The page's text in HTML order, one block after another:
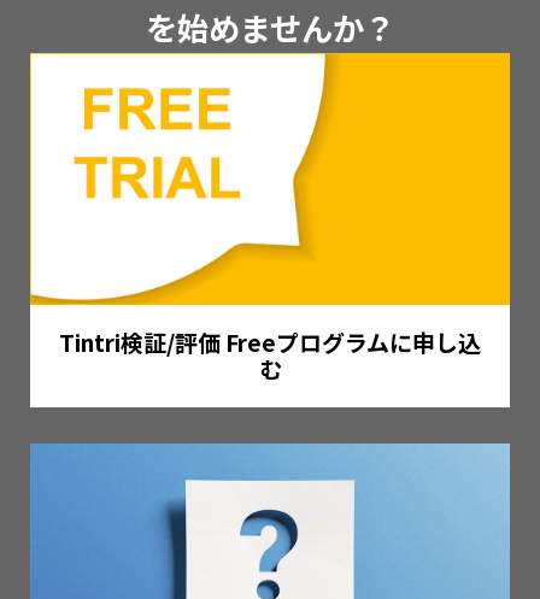
を始めませんか？
Tintri検証/評価 Freeプログラムに申し込
む